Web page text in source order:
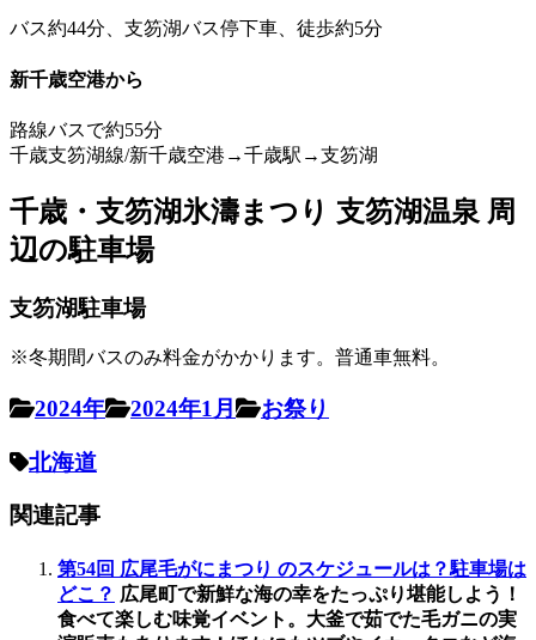
バス約44分、支笏湖バス停下車、徒歩約5分
新千歳空港から
路線バスで約55分
千歳支笏湖線/新千歳空港→千歳駅→支笏湖
千歳・支笏湖氷濤まつり 支笏湖温泉 周
辺の駐車場
支笏湖駐車場
※冬期間バスのみ料金がかかります。普通車無料。
2024年 2024年1月 お祭り
北海道
関連記事
第54回 広尾毛がにまつり のスケジュールは？駐車場は
どこ？ 広尾町で新鮮な海の幸をたっぷり堪能しよう！
食べて楽しむ味覚イベント。大釜で茹でた毛ガニの実